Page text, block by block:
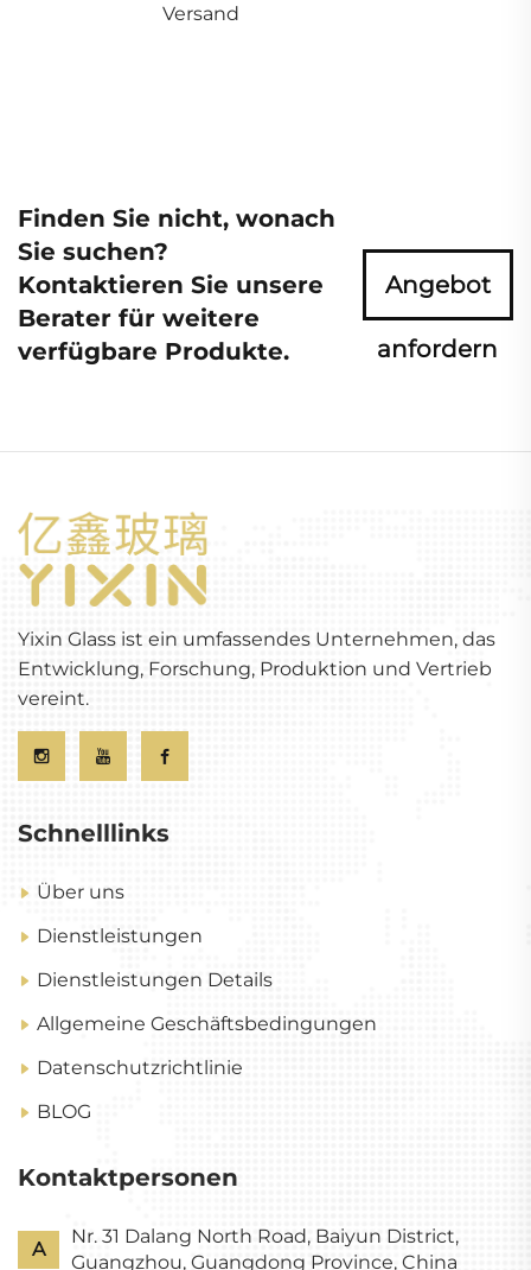
Versand
Finden Sie nicht, wonach
Sie suchen?
Kontaktieren Sie unsere
Berater für weitere
verfügbare Produkte.
Angebot
anfordern
Yixin Glass ist ein umfassendes Unternehmen, das
Entwicklung, Forschung, Produktion und Vertrieb
vereint.
Schnelllinks
Über uns
Dienstleistungen
Dienstleistungen Details
Allgemeine Geschäftsbedingungen
Datenschutzrichtlinie
BLOG
Kontaktpersonen
A
Nr. 31 Dalang North Road, Baiyun District,
Guangzhou, Guangdong Province, China